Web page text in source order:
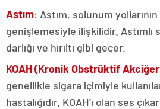
Astım: Astım, solunum yollarının
genişlemesiyle ilişkilidir. Astımlı
darlığı ve hırıltı gibi geçer.
KOAH (Kronik Obstrüktif Akciğer
genellikle sigara içimiyle
hastalığıdır. KOAH’ı olan ses